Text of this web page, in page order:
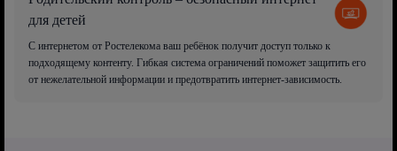
для детей
С интернетом от Ростелекома ваш ребёнок получит доступ только к
подходящему контенту. Гибкая система ограничений поможет защитить его
от нежелательной информации и предотвратить интернет-зависимость.